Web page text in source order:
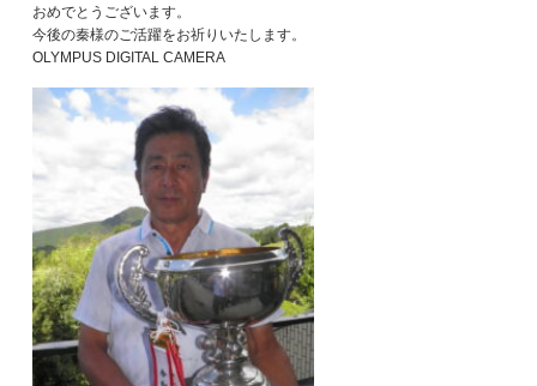
おめでとうございます。
今後の秦様のご活躍をお祈りいたします。
OLYMPUS DIGITAL CAMERA